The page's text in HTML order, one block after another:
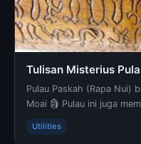
Tulisan Misterius
Pulau Paskah (Rapa Nui)
Moai 🗿 Pulau ini juga
Rongorongo yang hingga
Utilities